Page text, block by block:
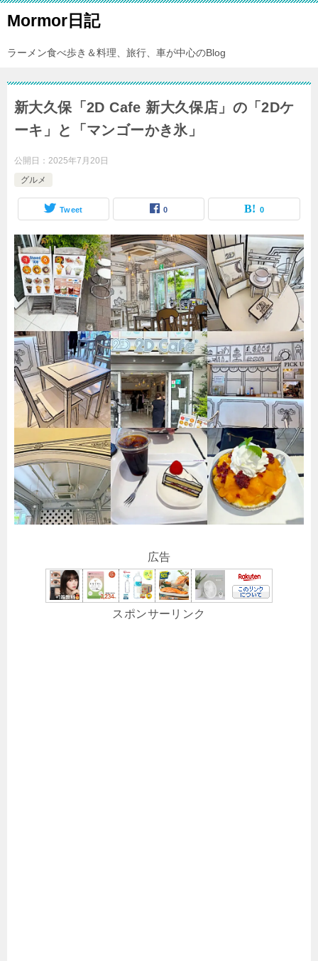
Mormor日記
ラーメン食べ歩き＆料理、旅行、車が中心のBlog
新大久保「2D Cafe 新大久保店」の「2Dケ
ーキ」と「マンゴーかき氷」
公開日： 2025年7月20日
グルメ
Tweet 0 0
広告
スポンサーリンク